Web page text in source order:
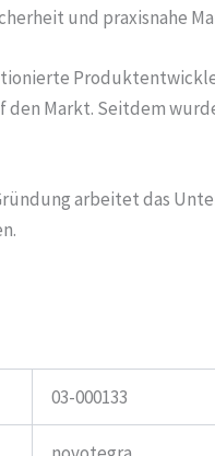
und praxisnahe
Markt. Seitdem
arbeitet das
03-000133